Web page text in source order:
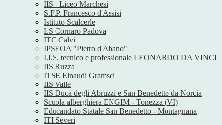
IIS - Liceo Marchesi
S.F.P. Francesco d'Assisi
Istituto Scalcerle
LS Cornaro Padova
ITC Calvi
IPSEOA "Pietro d'Abano"
I.I.S. tecnico e professionale LEONARDO DA VINCI
IIS Ruzza
ITSE Einaudi Gramsci
IIS Valle
IIS Duca degli Abruzzi e San Benedetto da Norcia
Scuola alberghiera ENGIM - Tonezza (VI)
Educandato Statale San Benedetto - Montagnana
ITI Severi